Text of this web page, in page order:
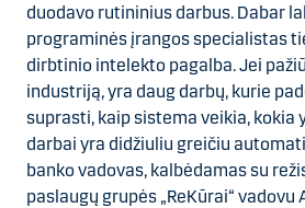
duodavo rutininius darbus. Dabar
programinės įrangos specialistas
dirbtinio intelekto pagalba. Jei
industriją, yra daug darbų, kurie
suprasti, kaip sistema veikia, kokia
darbai yra didžiuliu greičiu
banko vadovas, kalbėdamas su
paslaugų grupės „ReKūrai“ vadovu